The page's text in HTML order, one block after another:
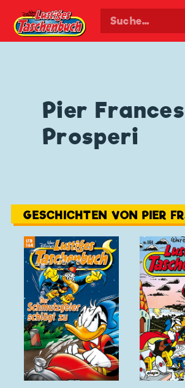
Walt Disneys
Pier
Prosperi
GESCHICHTEN VON PIER